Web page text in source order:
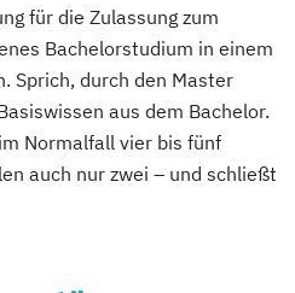
für die Zulassung zum
Bachelorstudium in einem
Sprich, durch den Master
aus dem Bachelor.
Normalfall vier bis fünf
auch nur zwei – und schließt